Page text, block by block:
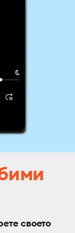
своето